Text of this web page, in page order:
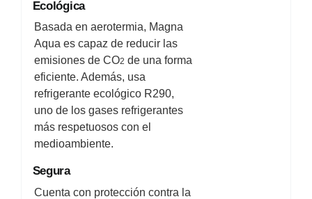
Ecológica
Basada en aerotermia, Magna
Aqua es capaz de reducir las
emisiones de CO2 de una forma
eficiente. Además, usa
refrigerante ecológico R290,
uno de los gases refrigerantes
más respetuosos con el
medioambiente.
Segura
Cuenta con protección contra la